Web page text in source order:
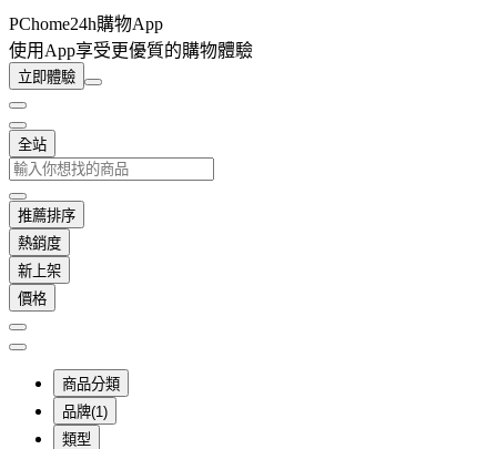
PChome24h購物App
使用App享受更優質的購物體驗
立即體驗
全站
推薦排序
熱銷度
新上架
價格
商品分類
品牌(1)
類型